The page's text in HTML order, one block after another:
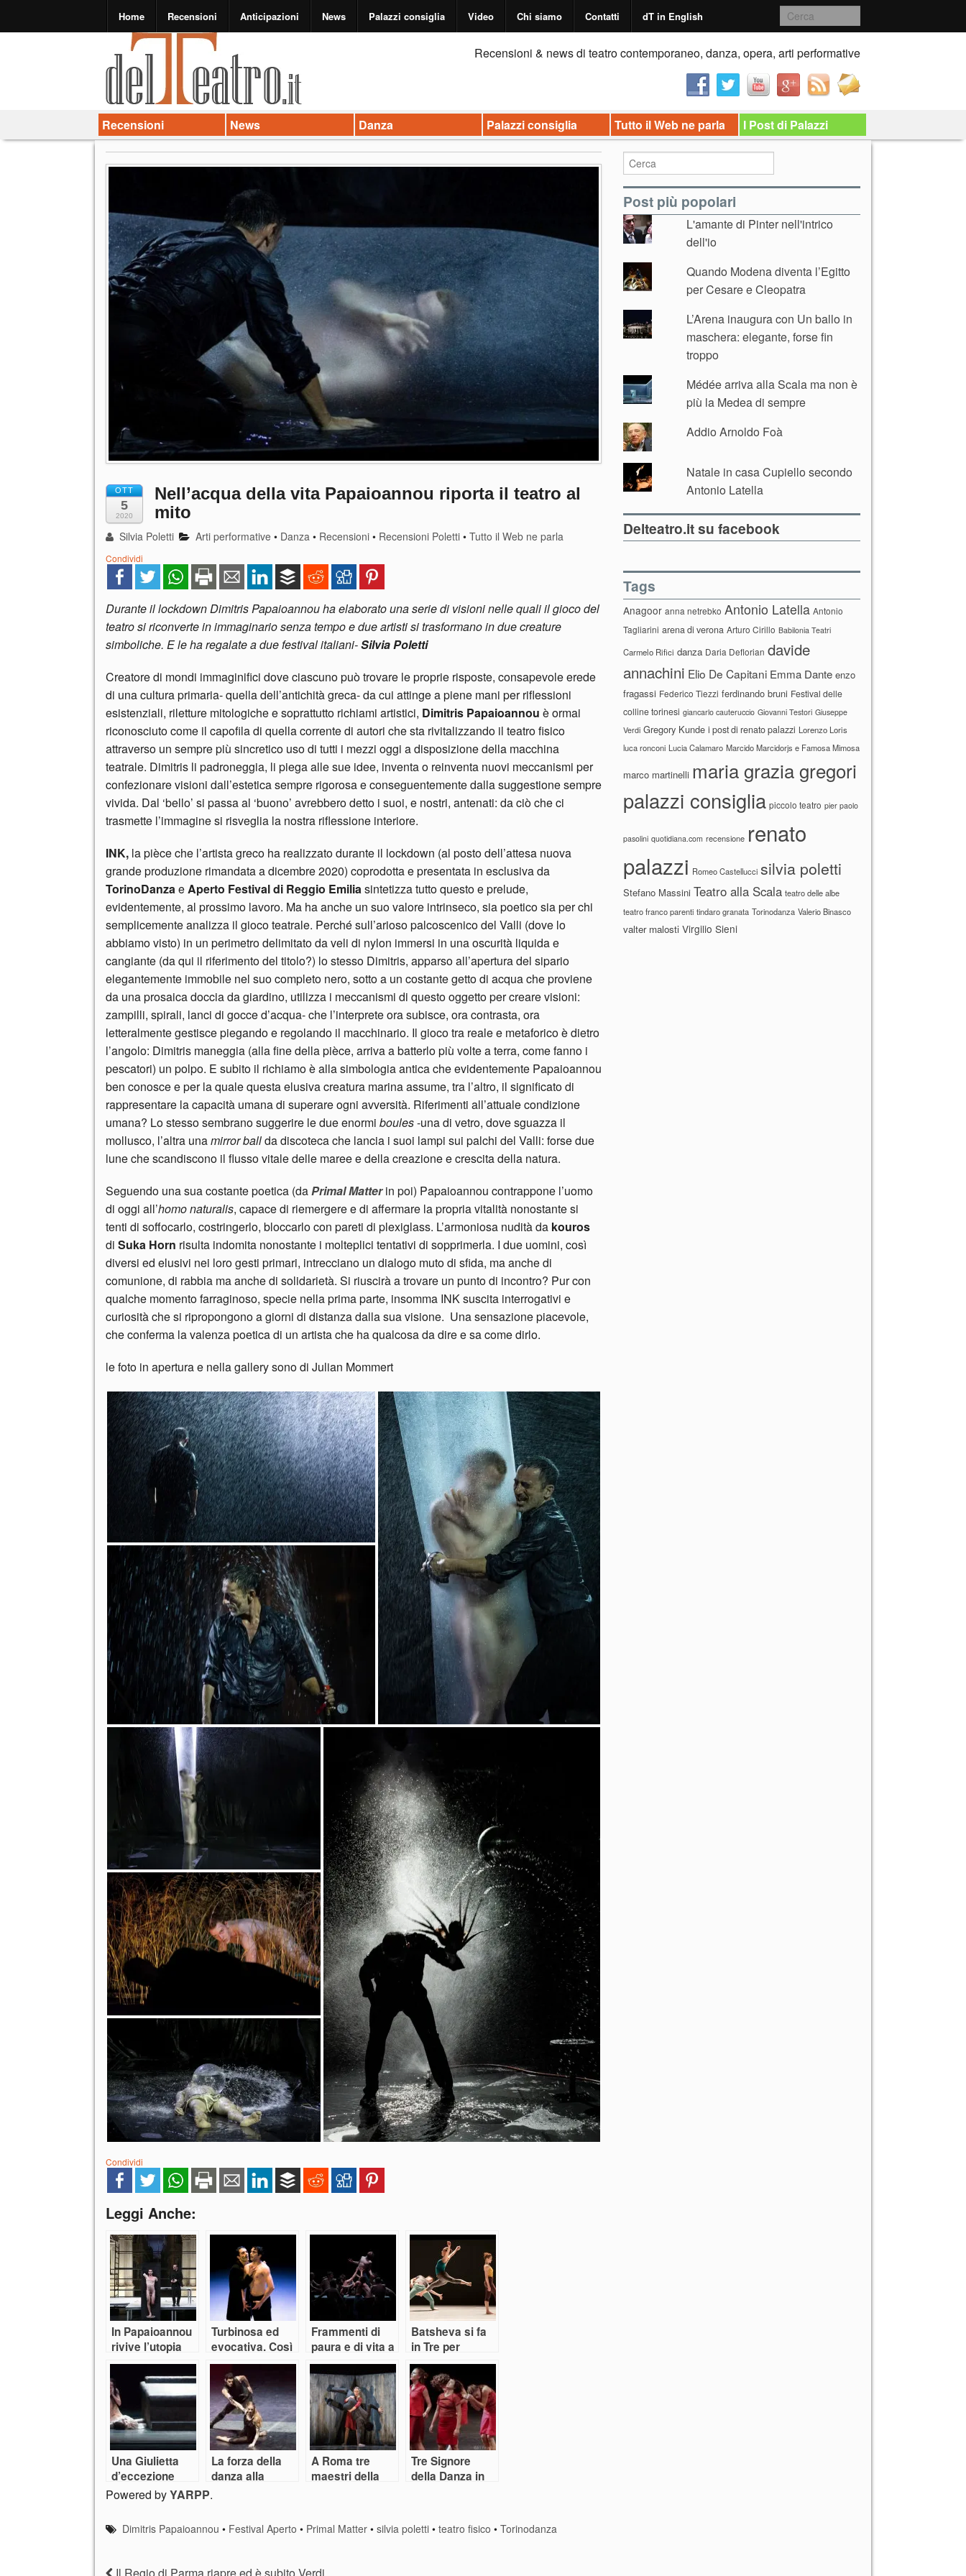
Home Recensioni Anticipazioni News Palazzi consiglia Video Chi siamo Contatti dT in English
Recensioni & news di teatro contemporaneo, danza, opera, arti performative
Recensioni News Danza Palazzi consiglia Tutto il Web ne parla I Post di Palazzi
OTT
5
2020
Nell’acqua della vita Papaioannou riporta il teatro al
mito
Silvia Poletti Arti performative • Danza • Recensioni • Recensioni Poletti •Tutto il Web ne parla
Condividi
Durante il lockdown Dimitris Papaioannou ha elaborato una serie di visioni nelle quali il gioco del
teatro si riconverte in immaginario senza tempo e due artisti si trasformano in due creature
simboliche. E le ha regalate a due festival italiani-Silvia Poletti
Creatore di mondi immaginifici dove ciascuno può trovare le proprie risposte, consapevole erede
di una cultura primaria- quella dell’antichità greca- da cui attinge a piene mani per riflessioni
esistenziali, riletture mitologiche e soprattutto richiami artistici, Dimitris Papaioannou è ormai
riconosciuto come il capofila di quella corrente di autori che sta rivitalizzando il teatro fisico
attraverso un sempre più sincretico uso di tutti i mezzi oggi a disposizione della macchina
teatrale. Dimitris li padroneggia, li piega alle sue idee, inventa o reinventa nuovi meccanismi per
confezionare visioni dall’estetica sempre rigorosa e conseguentemente dalla suggestione sempre
vivida. Dal ‘bello’ si passa al ‘buono’ avrebbero detto i suoi, e nostri, antenati: da ciò che ci
trasmette l’immagine si risveglia la nostra riflessione interiore.
INK, la pièce che l’artista greco ha realizzato durante il lockdown (al posto dell’attesa nuova
grande produzione rimandata a dicembre 2020) coprodotta e presentata in esclusiva da
TorinoDanzaeAperto Festival di Reggio Emiliasintetizza tutto questo e prelude,
evidentemente, al prossimo lavoro. Ma ha anche un suo valore intrinseco, sia poetico sia per chi
semplicemente analizza il gioco teatrale. Perché sull’arioso palcoscenico del Valli (dove lo
abbiamo visto) in un perimetro delimitato da veli di nylon immersi in una oscurità liquida e
cangiante (da qui il riferimento del titolo?) lo stesso Dimitris, apparso all’apertura del sipario
elegantemente immobile nel suo completo nero, sotto a un costante getto di acqua che proviene
da una prosaica doccia da giardino, utilizza i meccanismi di questo oggetto per creare visioni:
zampilli, spirali, lanci di gocce d’acqua- che l’interprete ora subisce, ora contrasta, ora
letteralmente gestisce piegando e regolando il macchinario. Il gioco tra reale e metaforico è dietro
l’angolo: Dimitris maneggia (alla fine della pièce, arriva a batterlo più volte a terra, come fanno i
pescatori) un polpo. E subito il richiamo è alla simbologia antica che evidentemente Papaioannou
ben conosce e per la quale questa elusiva creatura marina assume, tra l’altro, il significato di
rappresentare la capacità umana di superare ogni avversità. Riferimenti all’attuale condizione
umana? Lo stesso sembrano suggerire le due enormi boules-una di vetro, dove sguazza il
mollusco, l’altra unamirror ballda discoteca che lancia i suoi lampi sui palchi del Valli: forse due
lune che scandiscono il flusso vitale delle maree e della creazione e crescita della natura.
Seguendo una sua costante poetica (daPrimal Matterin poi) Papaioannou contrappone l’uomo
di oggi all’homo naturalis, capace di riemergere e di affermare la propria vitalità nonostante si
tenti di soffocarlo, costringerlo, bloccarlo con pareti di plexiglass. L’armoniosa nudità da kouros
di Suka Horn risulta indomita nonostante i molteplici tentativi di sopprimerla. I due uomini, così
diversi ed elusivi nei loro gesti primari, intrecciano un dialogo muto di sfida, ma anche di
comunione, di rabbia ma anche di solidarietà. Si riuscirà a trovare un punto di incontro? Pur con
qualche momento farraginoso, specie nella prima parte, insomma INK suscita interrogativi e
curiosità che si ripropongono a giorni di distanza dalla sua visione. Una sensazione piacevole,
che conferma la valenza poetica di un artista che ha qualcosa da dire e sa come dirlo.
le foto in apertura e nella gallery sono di Julian Mommert
Condividi
Leggi Anche:
In Papaioannou
rivive l’utopia
del Bello e
Buono
Turbinosa ed
evocativa. Così
la danza di
Goecke per il
mito Nijinski
Frammenti di
paura e di vita a
CivitanovaDanz
a
Batsheva si fa
in Tre per
celebrare la
bellezza della
danza
Una Giulietta
d’eccezione
illumina gli
incerti futuri
della danza
italiana
La forza della
danza alla
A Roma tre
maestri della
Tre Signore
della Danza in
Powered byYARPP.
Dimitris Papaioannou • Festival Aperto • Primal Matter •silvia poletti •teatro fisico •Torinodanza
Post più popolari
L'amante di Pinter nell'intrico
dell'io
Quando Modena diventa l’Egitto
per Cesare e Cleopatra
L’Arena inaugura con Un ballo in
maschera: elegante, forse fin
troppo
Médée arriva alla Scala ma non è
più la Medea di sempre
Addio Arnoldo Foà
Natale in casa Cupiello secondo
Antonio Latella
Delteatro.it su facebook
Tags
Anagoor anna netrebko Antonio Latella Antonio
Tagliarini arena di verona Arturo Cirillo Babilonia Teatri
Carmelo Rifici danza Daria Deflorian davide
annachini Elio De Capitani Emma Dante enzo
fragassi Federico Tiezzi ferdinando bruni Festival delle
colline torinesi giancarlo cauteruccio Giovanni Testori Giuseppe
Verdi Gregory Kunde i post di renato palazzi Lorenzo Loris
luca ronconi Lucia Calamaro Marcido Marcidorjs e Famosa Mimosa
marco martinelli maria grazia gregori
palazzi consiglia piccolo teatro pier paolo
pasolini quotidiana.com recensione renato
palazzi Romeo Castellucci silvia poletti
Stefano Massini Teatro alla Scala teatro delle albe
teatro franco parenti tindaro granata Torinodanza Valerio Binasco
valter malosti Virgilio Sieni